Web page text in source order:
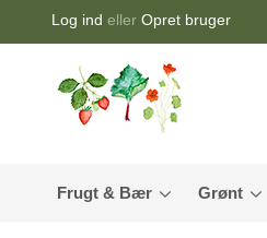
Log ind eller Opret bruger
Frugt & Bær Grønt